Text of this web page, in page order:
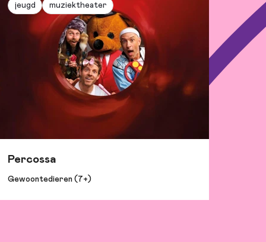
jeugd muziektheater
Percossa
Gewoontedieren (7+)